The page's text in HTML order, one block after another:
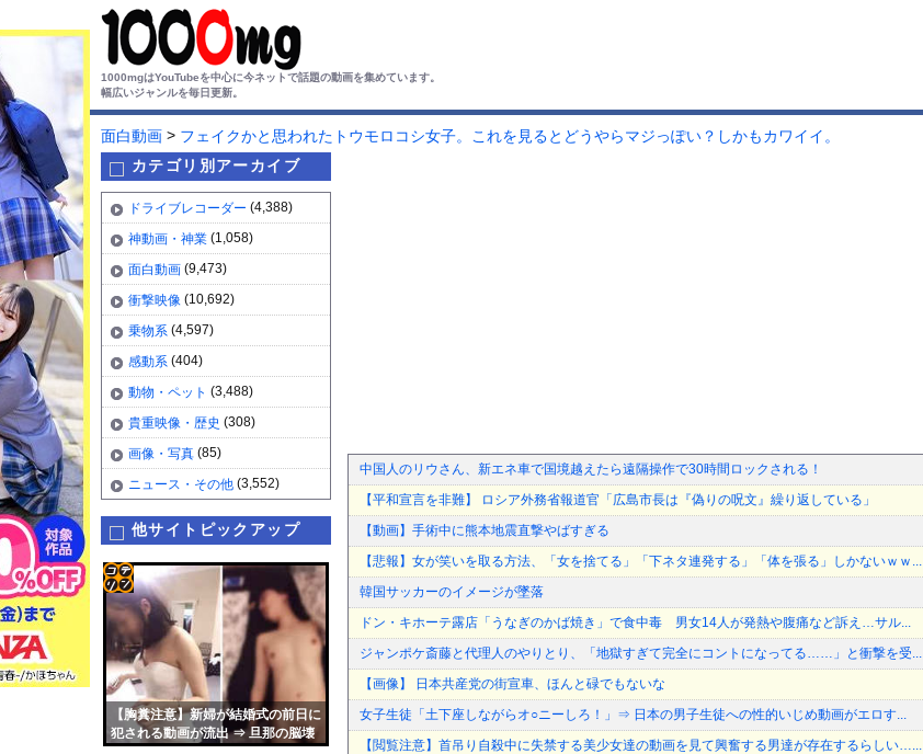
1000mgはYouTubeを中心に今ネットで話題の動画を集めています。
幅広いジャンルを毎日更新。
面白動画 > フェイクかと思われたトウモロコシ女子。これを見るとどうやらマジっぽい？しかもカワイイ。
カテゴリ別アーカイブ
ドライブレコーダー (4,388)
神動画・神業 (1,058)
面白動画 (9,473)
衝撃映像 (10,692)
乗物系 (4,597)
感動系 (404)
動物・ペット (3,488)
貴重映像・歴史 (308)
画像・写真 (85)
ニュース・その他 (3,552)
他サイトピックアップ
【胸糞注意】新婦が結婚式の前日に
犯される動画が流出 ⇒ 旦那の脳壊
コテ
リン
- 固
定リ
ンク
中国人のリウさん、新エネ車で国境越えたら遠隔操作で30時間ロックされる！
【平和宣言を非難】 ロシア外務省報道官「広島市長は『偽りの呪文』繰り返している」
【動画】手術中に熊本地震直撃やばすぎる
【悲報】女が笑いを取る方法、「女を捨てる」「下ネタ連発する」「体を張る」しかないｗｗ...
韓国サッカーのイメージが墜落
ドン・キホーテ露店「うなぎのかば焼き」で食中毒 男女14人が発熱や腹痛など訴え…サル...
ジャンポケ斎藤と代理人のやりとり、「地獄すぎて完全にコントになってる……」と衝撃を受...
【画像】 日本共産党の街宣車、ほんと碌でもないな
女子生徒「土下座しながらオ○ニーしろ！」⇒ 日本の男子生徒への性的いじめ動画がエロす...
【閲覧注意】首吊り自殺中に失禁する美少女達の動画を見て興奮する男達が存在するらしい…...